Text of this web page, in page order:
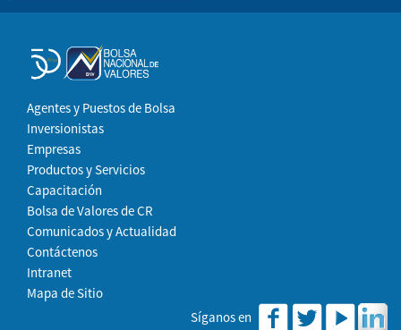
Agentes y Puestos de Bolsa
Inversionistas
Empresas
Productos y Servicios
Capacitación
Bolsa de Valores de CR
Comunicados y Actualidad
Contáctenos
Intranet
Mapa de Sitio
Síganos en